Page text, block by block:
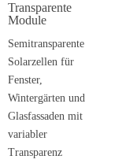
Transparente
Module
Semitransparente
Solarzellen für
Fenster,
Wintergärten und
Glasfassaden mit
variabler
Transparenz